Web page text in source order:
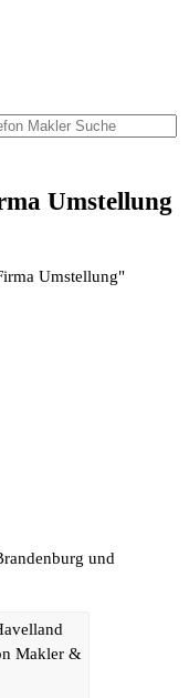
Umstellung
Umstellung"
und